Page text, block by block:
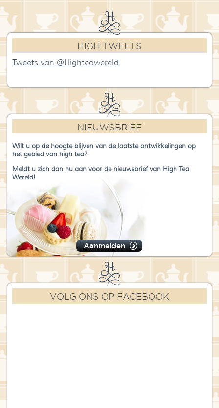
HIGH TWEETS
Tweets van @Highteawereld
NIEUWSBRIEF
Wilt u op de hoogte blijven van de laatste ontwikkelingen op
het gebied van high tea?
Meldt u zich dan nu aan voor de nieuwsbrief van High Tea
Wereld!
Aanmelden
VOLG ONS OP FACEBOOK